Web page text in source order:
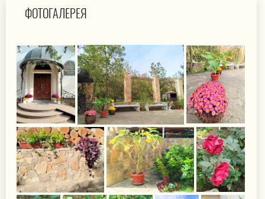
ФОТОГАЛЕРЕЯ